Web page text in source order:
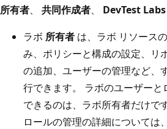
所有者、 共同作成者、 DevTest
ラボ 所有者 は、ラボ リソース
み、ポリシーと構成の設定、リ
の追加、ユーザーの管理など、
行できます。 ラボのユーザー
できるのは、ラボ所有者だけで
ロールの管理の詳細については